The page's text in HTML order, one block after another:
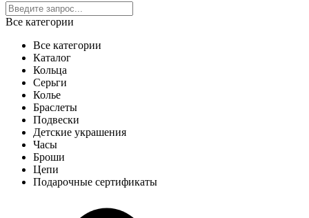
Все категории
Все категории
Каталог
Кольца
Серьги
Колье
Браслеты
Подвески
Детские украшения
Часы
Броши
Цепи
Подарочные сертификаты